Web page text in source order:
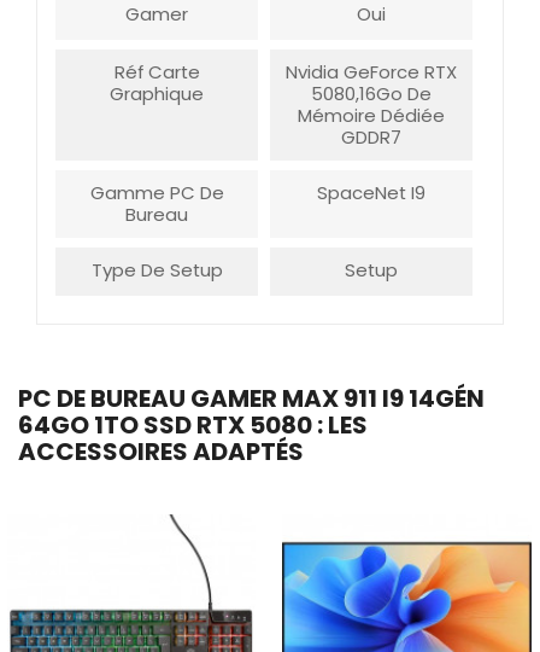
Gamer Oui
Réf Carte
Graphique
Nvidia GeForce RTX
5080,16Go De
Mémoire Dédiée
GDDR7
Gamme PC De
Bureau
SpaceNet I9
Type De Setup Setup
PC DE BUREAU GAMER MAX 911 I9 14GÉN
64GO 1TO SSD RTX 5080 : LES
ACCESSOIRES ADAPTÉS